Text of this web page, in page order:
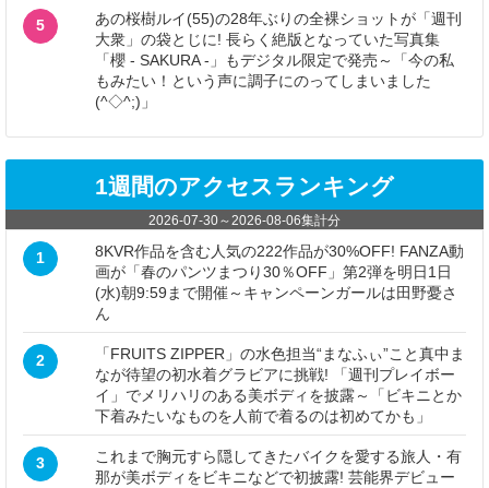
5
あの桜樹ルイ(55)の28年ぶりの全裸ショットが「週刊
大衆」の袋とじに! 長らく絶版となっていた写真集
「櫻 - SAKURA -」もデジタル限定で発売～「今の私
もみたい！という声に調子にのってしまいました
(^◇^;)」
1週間のアクセスランキング
2026-07-30～2026-08-06集計分
1
8KVR作品を含む人気の222作品が30%OFF! FANZA動
画が「春のパンツまつり30％OFF」第2弾を明日1日
(水)朝9:59まで開催～キャンペーンガールは田野憂さ
ん
2
「FRUITS ZIPPER」の水色担当“まなふぃ”こと真中ま
なが待望の初水着グラビアに挑戦! 「週刊プレイボー
イ」でメリハリのある美ボディを披露～「ビキニとか
下着みたいなものを人前で着るのは初めてかも」
3
これまで胸元すら隠してきたバイクを愛する旅人・有
那が美ボディをビキニなどで初披露! 芸能界デビュー